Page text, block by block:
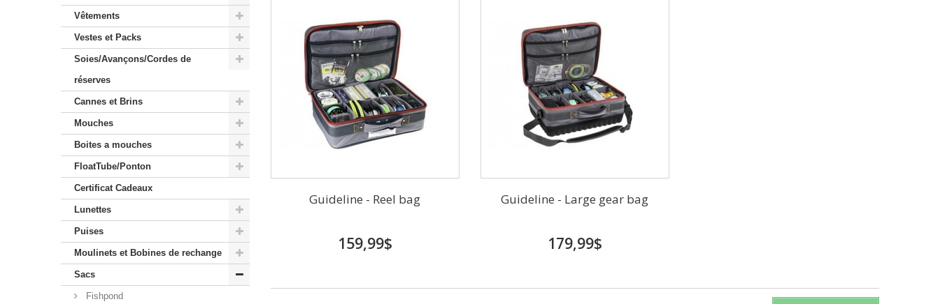
Vêtements
Vestes et Packs
Soies/Avançons/Cordes de
réserves
Cannes et Brins
Mouches
Boites a mouches
FloatTube/Ponton
Certificat Cadeaux
Lunettes
Puises
Moulinets et Bobines de rechange
Sacs
Fishpond
Guideline - Reel bag
159,99$
Guideline - Large gear bag
179,99$